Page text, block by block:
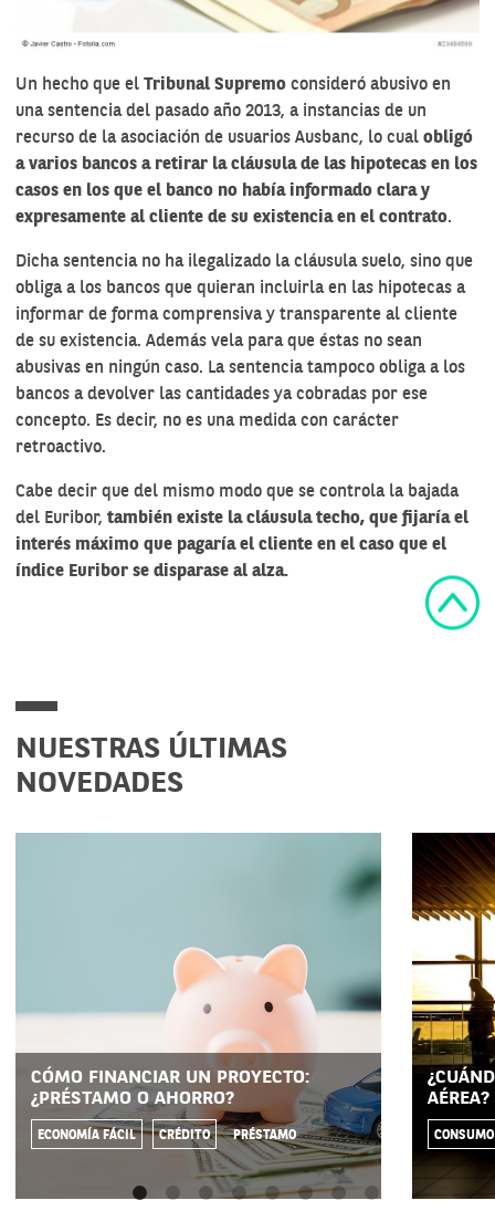
Un hecho que el Tribunal Supremo consideró abusivo en
una sentencia del pasado año 2013, a instancias de un
recurso de la asociación de usuarios Ausbanc, lo cual obligó
a varios bancos a retirar la cláusula de las hipotecas en los
casos en los que el banco no había informado clara y
expresamente al cliente de su existencia en el contrato.
Dicha sentencia no ha ilegalizado la cláusula suelo, sino que
obliga a los bancos que quieran incluirla en las hipotecas a
informar de forma comprensiva y transparente al cliente
de su existencia. Además vela para que éstas no sean
abusivas en ningún caso. La sentencia tampoco obliga a los
bancos a devolver las cantidades ya cobradas por ese
concepto. Es decir, no es una medida con carácter
retroactivo.
Cabe decir que del mismo modo que se controla la bajada
del Euribor, también existe la cláusula techo, que fijaría el
interés máximo que pagaría el cliente en el caso que el
índice Euribor se disparase al alza.
NUESTRAS ÚLTIMAS
NOVEDADES
CÓMO FINANCIAR UN PROYECTO:
¿PRÉSTAMO O AHORRO?
ECONOMÍA FÁCIL CRÉDITO PRÉSTAMO CONSUMO